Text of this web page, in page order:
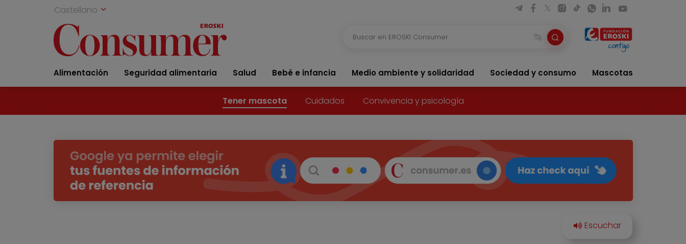
Castellano
Alimentación Seguridad alimentaria Salud Bebé e infancia Medio ambiente y solidaridad Sociedad y consumo Mascotas
Tener mascota Cuidados Convivencia y psicología